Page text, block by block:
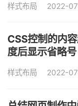
样式布局 2022-
CSS控制的内
度后显示省略号
样式布局 2022-